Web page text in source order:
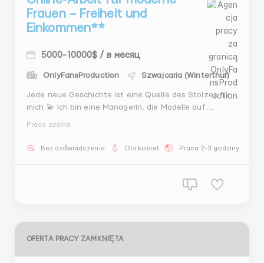
Frauen – Freiheit und
Einkommen**
5000-10000$ / в месяц
OnlyFansProduction Szwajcaria (Winterthur)
Jede neue Geschichte ist eine Quelle des Stolzes für
mich 💫 Ich bin eine Managerin, die Modelle auf
die mich auf diesem Abenteuer begleiten, und lade
Praca zdalna
Bez doświadczenia Dla kobiet Praca 2-3 godziny
OFERTA PRACY ZAMKNIĘTA